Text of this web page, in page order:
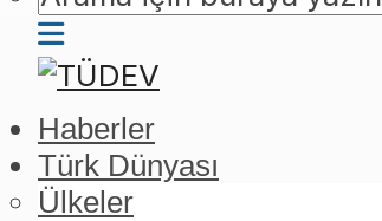
Haberler
Türk Dünyası
Ülkeler